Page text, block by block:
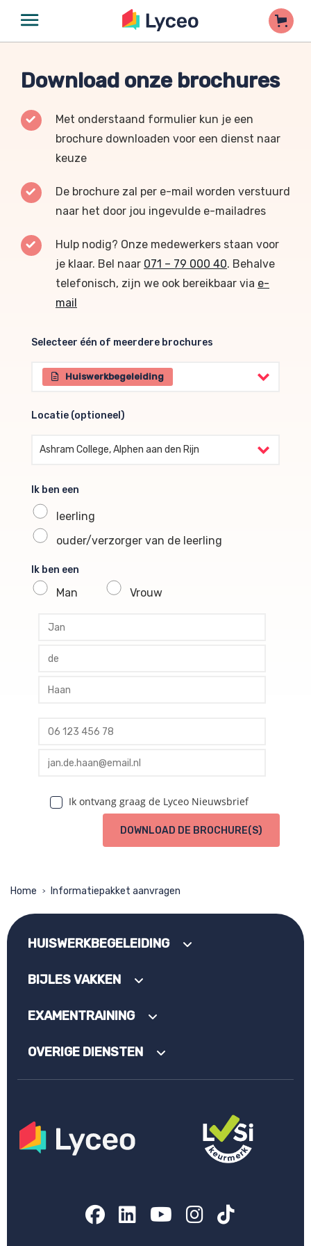
Download onze brochures
Met onderstaand formulier kun je een
brochure downloaden voor een dienst naar
keuze
De brochure zal per e-mail worden verstuurd
naar het door jou ingevulde e-mailadres
Hulp nodig? Onze medewerkers staan voor
je klaar. Bel naar 071 – 79 000 40. Behalve
telefonisch, zijn we ook bereikbaar via e-
mail
Selecteer één of meerdere brochures
Selecteer één of meerdere brochures
Huiswerkbegeleiding
Locatie (optioneel)
Locatie (optioneel)
Ashram College, Alphen aan den Rijn
Ik ben een
leerling
ouder/verzorger van de leerling
Ik ben een
Man Vrouw
profile voornaam
profile tussenvoegsel
profile achternaam
profile telefoon
profile email
Ik ontvang graag de Lyceo Nieuwsbrief
DOWNLOAD DE BROCHURE(S)
Home > Informatiepakket aanvragen
HUISWERKBEGELEIDING
BIJLES VAKKEN
EXAMENTRAINING
OVERIGE DIENSTEN
Facebook
LinkedIn
YouTube
Instagram
TikTok